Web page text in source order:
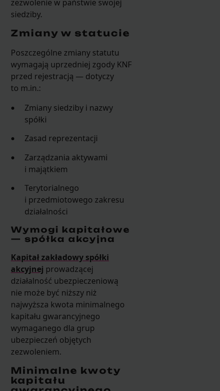
zezwolenie w państwie swojej
siedziby.
Zmiany w statucie
Poszczególne zmiany statutu
wymagają uprzedniej zgody KNF
przed rejestracją — dotyczy
to m.in.:
Zmiany siedziby i nazwy
spółki
Zasad reprezentacji
Zarządzania aktywami
i majątkiem
Terytorialnego
i przedmiotowego zakresu
działalności
Wymogi kapitałowe
— spółka akcyjna
Kapitał zakładowy spółki
akcyjnej prowadzącej
działalność ubezpieczeniową
nie może być niższy niż
najwyższa kwota minimalnego
kapitału gwarancyjnego
wymaganego dla grup
ubezpieczeń objętych
zezwoleniem.
Minimalne kwoty
kapitału